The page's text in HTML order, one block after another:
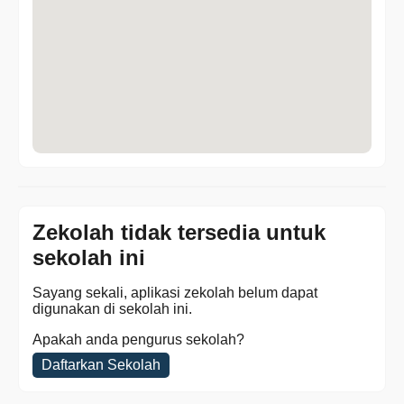
Zekolah tidak tersedia untuk
sekolah ini
Sayang sekali, aplikasi zekolah belum dapat
digunakan di sekolah ini.
Apakah anda pengurus sekolah?
Daftarkan Sekolah